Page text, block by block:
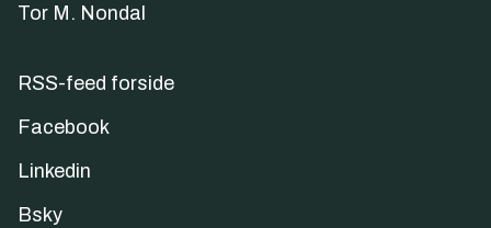
Tor M. Nondal
RSS-feed forside
Facebook
Linkedin
Bsky